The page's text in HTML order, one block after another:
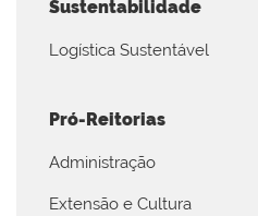
Sustentabilidade
Logística Sustentável
Pró-Reitorias
Administração
Extensão e Cultura